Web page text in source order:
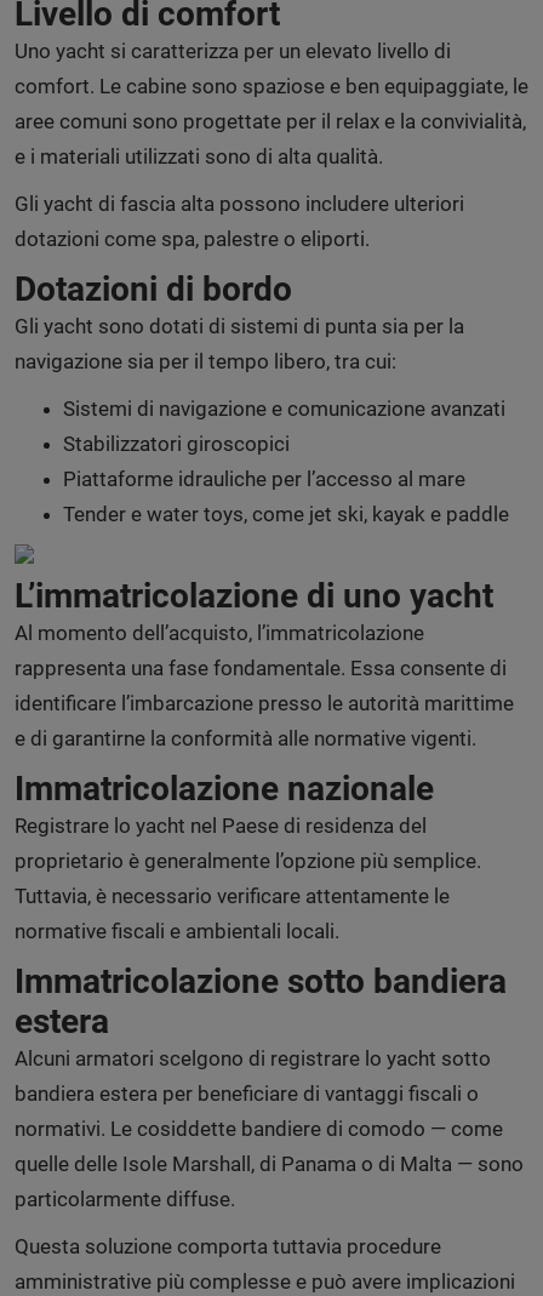
Livello di comfort
Uno yacht si caratterizza per un elevato livello di
comfort. Le cabine sono spaziose e ben equipaggiate, le
aree comuni sono progettate per il relax e la convivialità,
e i materiali utilizzati sono di alta qualità.
Gli yacht di fascia alta possono includere ulteriori
dotazioni come spa, palestre o eliporti.
Dotazioni di bordo
Gli yacht sono dotati di sistemi di punta sia per la
navigazione sia per il tempo libero, tra cui:
Sistemi di navigazione e comunicazione avanzati
Stabilizzatori giroscopici
Piattaforme idrauliche per l’accesso al mare
Tender e water toys, come jet ski, kayak e paddle
L’immatricolazione di uno yacht
Al momento dell’acquisto, l’immatricolazione
rappresenta una fase fondamentale. Essa consente di
identificare l’imbarcazione presso le autorità marittime
e di garantirne la conformità alle normative vigenti.
Immatricolazione nazionale
Registrare lo yacht nel Paese di residenza del
proprietario è generalmente l’opzione più semplice.
Tuttavia, è necessario verificare attentamente le
normative fiscali e ambientali locali.
Immatricolazione sotto bandiera
estera
Alcuni armatori scelgono di registrare lo yacht sotto
bandiera estera per beneficiare di vantaggi fiscali o
normativi. Le cosiddette bandiere di comodo — come
quelle delle Isole Marshall, di Panama o di Malta — sono
particolarmente diffuse.
Questa soluzione comporta tuttavia procedure
amministrative più complesse e può avere implicazioni